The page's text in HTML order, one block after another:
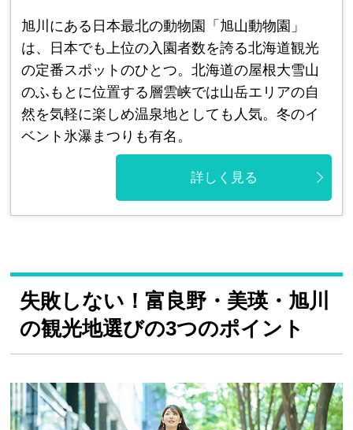
旭川にある日本最北の動物園「旭山動物園」
は、日本でも上位の入園者数を誇る北海道観光
の定番スポットのひとつ。北海道の屋根大雪山
のふもとに位置する層雲峡では山岳エリアの自
然を気軽に楽しめ温泉地としても人気。冬のイ
ベント氷瀑まつりも有名。
詳しく見る
失敗しない！富良野・美瑛・旭川
の観光地選びの3つのポイント